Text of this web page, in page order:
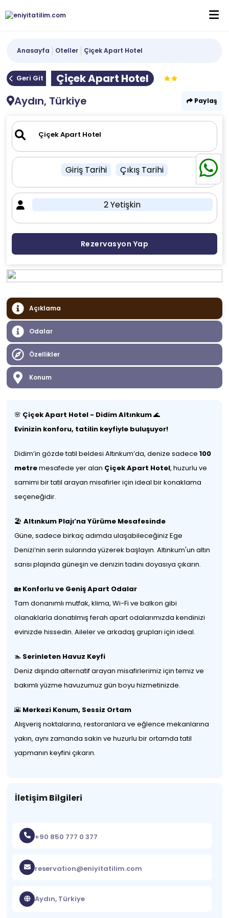
Anasayfa Oteller Çiçek Apart Hotel
Geri Git
Çiçek Apart Hotel
Aydın, Türkiye
Paylaş
Giriş Tarihi Çıkış Tarihi
2 Yetişkin
Rezervasyon Yap
Açıklama
Odalar
Özellikler
Konum
🌸 Çiçek Apart Hotel - Didim Altınkum🌊
Evinizin konforu, tatilin keyfiyle buluşuyor!
Didim’in gözde tatil beldesi Altınkum’da, denize sadece100
metremesafede yer alan Çiçek Apart Hotel, huzurlu ve
samimi bir tatil arayan misafirler için ideal bir konaklama
seçeneğidir.
🏖️Altınkum Plajı’na Yürüme Mesafesinde
Güne, sadece birkaç adımda ulaşabileceğiniz Ege
Denizi’nin serin sularında yüzerek başlayın. Altınkum'un altın
sarısı plajında güneşin ve denizin tadını doyasıya çıkarın.
🏡 Konforlu ve Geniş Apart Odalar
Tam donanımlı mutfak, klima, Wi-Fi ve balkon gibi
olanaklarla donatılmış ferah apart odalarımızda kendinizi
evinizde hissedin. Aileler ve arkadaş grupları için ideal.
🏊 Serinleten Havuz Keyfi
Deniz dışında alternatif arayan misafirlerimiz için temiz ve
bakımlı yüzme havuzumuz gün boyu hizmetinizde.
🌇 Merkezi Konum, Sessiz Ortam
Alışveriş noktalarına, restoranlara ve eğlence mekanlarına
yakın, aynı zamanda sakin ve huzurlu bir ortamda tatil
yapmanın keyfini çıkarın.
İletişim Bilgileri
+90 850 777 0 377
reservation@eniyitatilim.com
Aydın, Türkiye